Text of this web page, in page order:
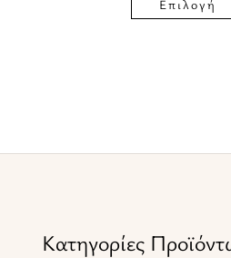
Επιλογή
Κατηγορίες